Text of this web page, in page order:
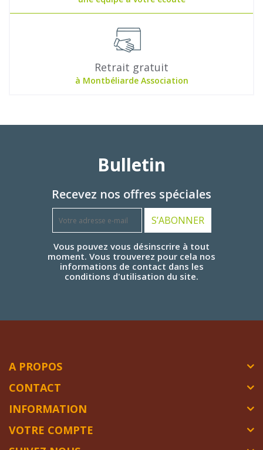
Retrait gratuit
à Montbéliarde Association
Bulletin
Recevez nos offres spéciales
S’ABONNER
Vous pouvez vous désinscrire à tout
moment. Vous trouverez pour cela nos
informations de contact dans les
conditions d'utilisation du site.
A PROPOS
CONTACT
INFORMATION
VOTRE COMPTE